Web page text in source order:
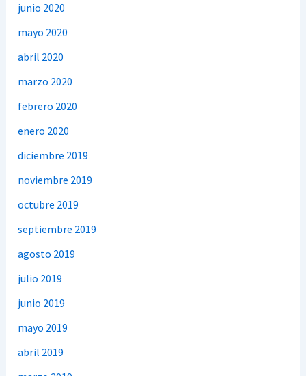
junio 2020
mayo 2020
abril 2020
marzo 2020
febrero 2020
enero 2020
diciembre 2019
noviembre 2019
octubre 2019
septiembre 2019
agosto 2019
julio 2019
junio 2019
mayo 2019
abril 2019